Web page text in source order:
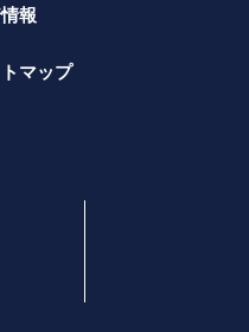
報
マップ